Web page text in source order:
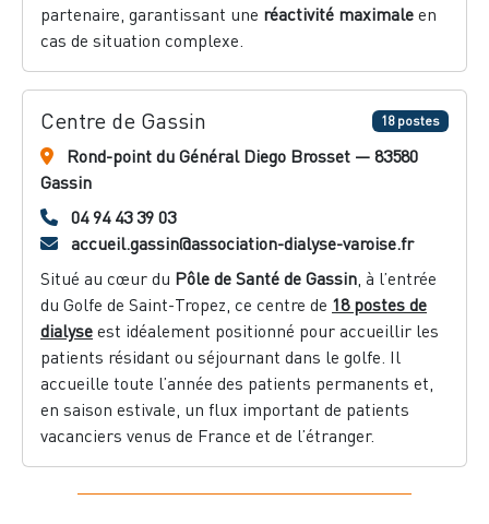
partenaire, garantissant une réactivité maximale en
cas de situation complexe.
Centre de Gassin 18 postes
Rond-point du Général Diego Brosset — 83580
Gassin
04 94 43 39 03
accueil.gassin@association-dialyse-varoise.fr
Situé au cœur du Pôle de Santé de Gassin , à l’entrée
du Golfe de Saint-Tropez, ce centre de 18 postes de
dialyse est idéalement positionné pour accueillir les
patients résidant ou séjournant dans le golfe. Il
accueille toute l’année des patients permanents et,
en saison estivale, un flux important de patients
vacanciers venus de France et de l’étranger.